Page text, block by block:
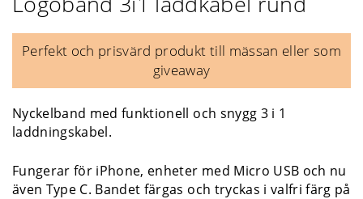
Perfekt och prisvärd produkt till mässan eller som
giveaway
Nyckelband med funktionell och snygg 3 i 1
laddningskabel.
Fungerar för iPhone, enheter med Micro USB och nu
även Type C. Bandet färgas och tryckas i valfri färg på